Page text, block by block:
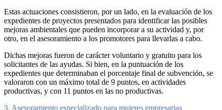
Estas actuaciones consistieron, por un lado, en la evaluación de los
expedientes de proyectos presentados para identificar las posibles
mejoras ambientales que pueden incorporar a su actividad y, por
otro, en el asesoramiento a los promotores para llevarlas a cabo.
Dichas mejoras fueron de carácter voluntario y gratuito para los
solicitantes de las ayudas. Si bien, en la puntuación de los
expedientes que determinaban el porcentaje final de subvención, se
valoraron con un máximo total de 9 puntos, en actividades
productivas, y con 11 puntos en las no productivas.
3. Asesoramiento especializado para mujeres empresarias